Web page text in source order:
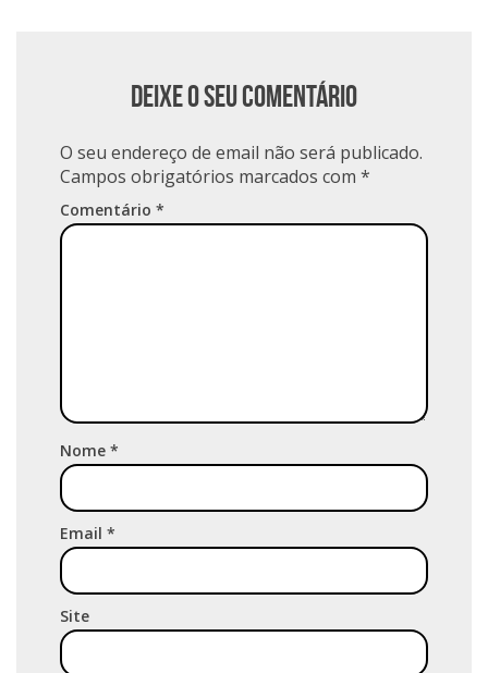
Deixe o seu comentário
O seu endereço de email não será publicado.
Campos obrigatórios marcados com *
Comentário *
Nome *
Email *
Site